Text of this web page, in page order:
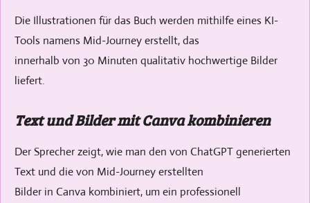
Die Illustrationen für das Buch werden mithilfe eines KI-
Tools namens Mid-Journey erstellt, das
innerhalb von 30 Minuten qualitativ hochwertige Bilder
liefert.
Text und Bilder mit Canva kombinieren
Der Sprecher zeigt, wie man den von ChatGPT generierten
Text und die von Mid-Journey erstellten
Bilder in Canva kombiniert, um ein professionell